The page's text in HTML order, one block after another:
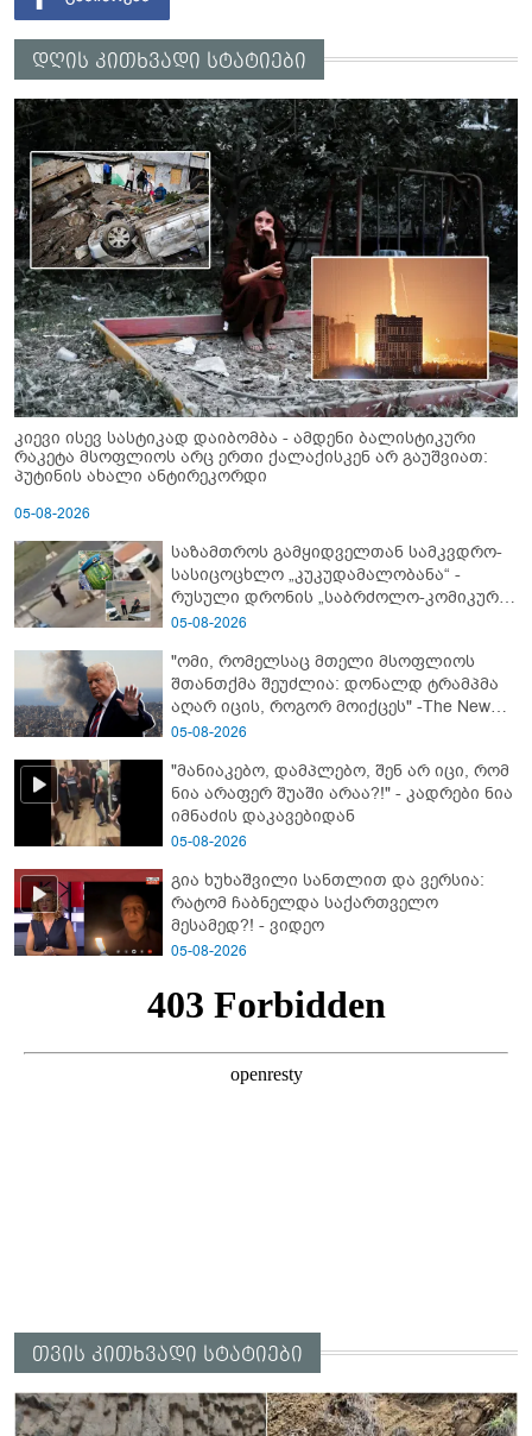
დღის კითხვადი სტატიები
კიევი ისევ სასტიკად დაიბომბა - ამდენი ბალისტიკური
რაკეტა მსოფლიოს არც ერთი ქალაქისკენ არ გაუშვიათ:
პუტინის ახალი ანტირეკორდი
05-08-2026
საზამთროს გამყიდველთან სამკვდრო-
სასიცოცხლო „კუკუდამალობანა“ -
რუსული დრონის „საბრძოლო-კომიკური“
ვიდეო
05-08-2026
"ომი, რომელსაც მთელი მსოფლიოს
შთანთქმა შეუძლია: დონალდ ტრამპმა
აღარ იცის, როგორ მოიქცეს" -The New
York Times
05-08-2026
"მანიაკებო, დამპლებო, შენ არ იცი, რომ
ნია არაფერ შუაში არაა?!" - კადრები ნია
იმნაძის დაკავებიდან
05-08-2026
გია ხუხაშვილი სანთლით და ვერსია:
რატომ ჩაბნელდა საქართველო
მესამედ?! - ვიდეო
05-08-2026
თვის კითხვადი სტატიები